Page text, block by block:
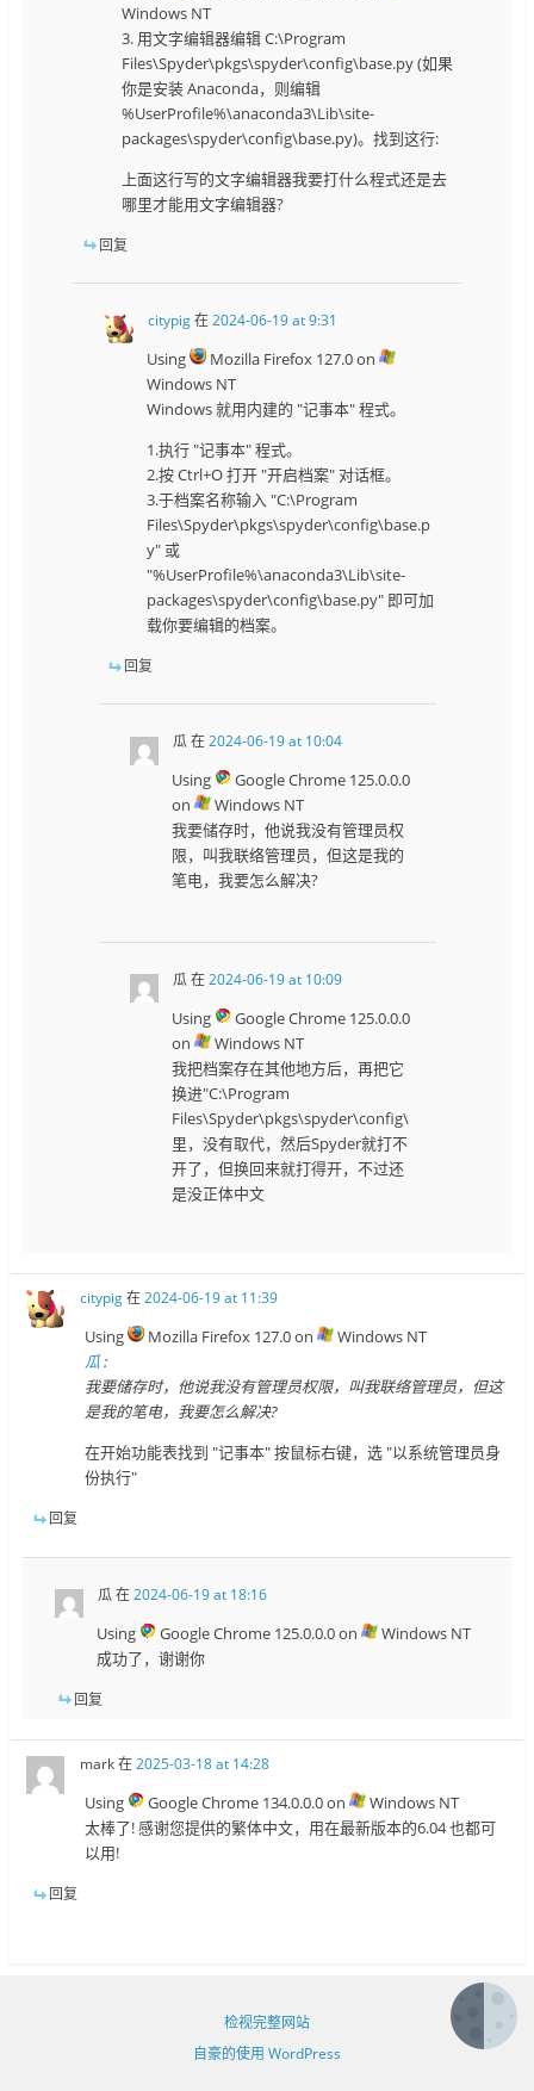
Windows NT
3. 用文字编辑器编辑 C:\Program
Files\Spyder\pkgs\spyder\config\base.py (如果
你是安装 Anaconda，则编辑
%UserProfile%\anaconda3\Lib\site-
packages\spyder\config\base.py)。找到这行:
上面这行写的文字编辑器我要打什么程式还是去
哪里才能用文字编辑器?
回复
citypig在2024-06-19 at 9:31
Using
Mozilla Firefox 127.0 on
Windows NT
Windows 就用内建的 "记事本" 程式。
1.执行 "记事本" 程式。
2.按 Ctrl+O 打开 "开启档案" 对话框。
3.于档案名称输入 "C:\Program
Files\Spyder\pkgs\spyder\config\base.p
y" 或
"%UserProfile%\anaconda3\Lib\site-
packages\spyder\config\base.py" 即可加
载你要编辑的档案。
回复
瓜在2024-06-19 at 10:04
Using
Google Chrome 125.0.0.0
on
Windows NT
我要储存时，他说我没有管理员权
限，叫我联络管理员，但这是我的
笔电，我要怎么解决?
瓜在2024-06-19 at 10:09
Using
Google Chrome 125.0.0.0
on
Windows NT
我把档案存在其他地方后，再把它
换进"C:\Program
Files\Spyder\pkgs\spyder\config\
里，没有取代，然后Spyder就打不
开了，但换回来就打得开，不过还
是没正体中文
citypig在2024-06-19 at 11:39
Using Mozilla Firefox 127.0 on
Windows NT
瓜:
我要储存时，他说我没有管理员权限，叫我联络管理员，但这
是我的笔电，我要怎么解决?
在开始功能表找到 "记事本" 按鼠标右键，选 "以系统管理员身
份执行"
回复
瓜在2024-06-19 at 18:16
Using Google Chrome 125.0.0.0 on
Windows NT
成功了，谢谢你
回复
mark在2025-03-18 at 14:28
Using Google Chrome 134.0.0.0 on
Windows NT
太棒了! 感谢您提供的繁体中文，用在最新版本的6.04 也都可
以用!
回复
检视完整网站
自豪的使用 WordPress